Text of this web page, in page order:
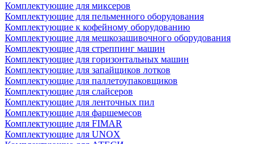
Комплектующие для миксеров
Комплектующие для пельменного оборудования
Комплектующие к кофейному оборудованию
Комплектующие для мешкозашивочного оборудования
Комплектующие для стреппинг машин
Комплектующие для горизонтальных машин
Комплектующие для запайщиков лотков
Комплектующие для паллетоупаковщиков
Комплектующие для слайсеров
Комплектующие для ленточных пил
Комплектующие для фаршемесов
Комплектующие для FIMAR
Комплектующие для UNOX